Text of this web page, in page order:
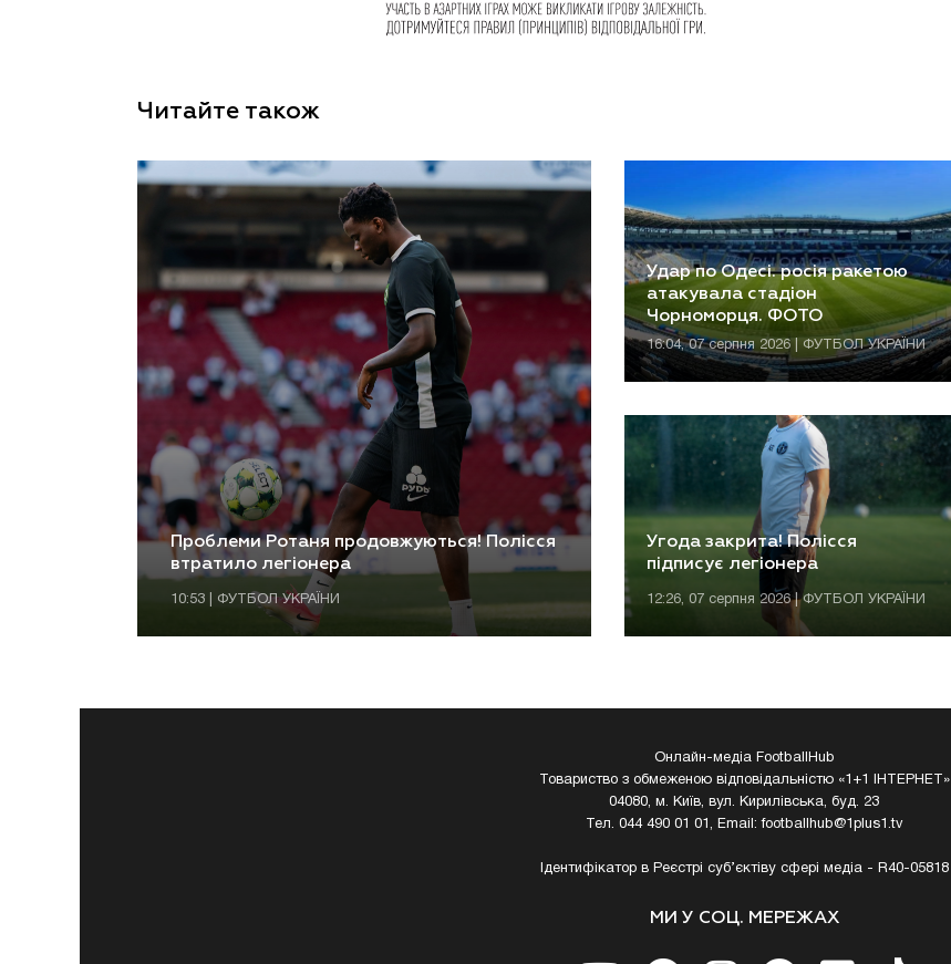
Читайте також
Проблеми Ротаня продовжуються! Полісся
втратило легіонера
10:53 | ФУТБОЛ УКРАЇНИ
Удар по Одесі. росія ракетою
атакувала стадіон
Чорноморця. ФОТО
16:04, 07 серпня 2026 | ФУТБОЛ УКРАЇНИ
Угода закрита! Полісся
підписує легіонера
12:26, 07 серпня 2026 | ФУТБОЛ УКРАЇНИ
Онлайн-медіа FootballHub
Товариство з обмеженою відповідальністю «1+1 ІНТЕРНЕТ»
04080, м. Київ, вул. Кирилівська, буд. 23
Тел. 044 490 01 01, Email:footballhub@1plus1.tv
Ідентифікатор в Реєстрі суб’єктіву сфері медіа - R40-05818
МИ У СОЦ. МЕРЕЖАХ